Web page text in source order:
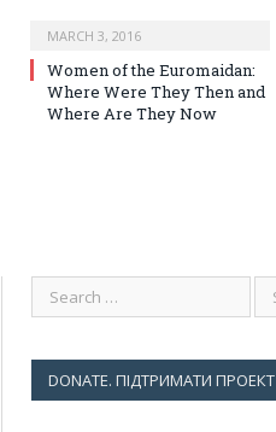
MARCH 3, 2016
Women of the Euromaidan:
Where Were They Then and
Where Are They Now
DONATE. ПІДТРИМАТИ ПРОЕКТ